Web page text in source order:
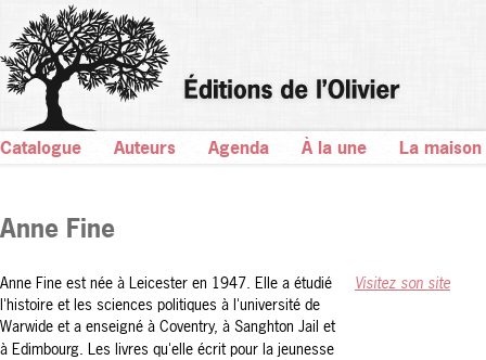
Catalogue Auteurs Agenda À la une La maison
Anne Fine
Anne Fine est née à Leicester en 1947. Elle a étudié
l'histoire et les sciences politiques à l'université de
Warwide et a enseigné à Coventry, à Sanghton Jail et
à Edimbourg. Les livres qu'elle écrit pour la jeunesse
Visitez son site